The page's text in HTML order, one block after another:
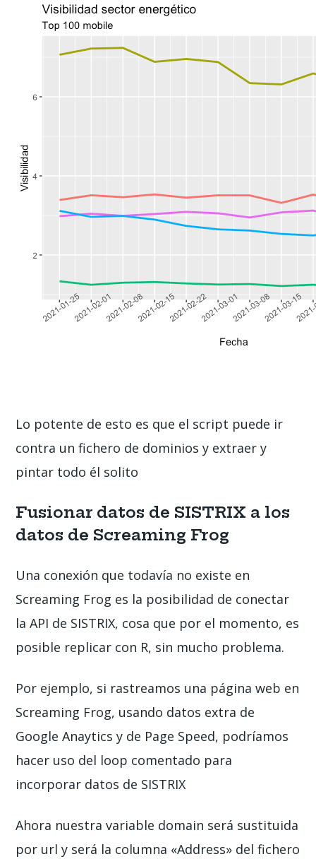
Lo potente de esto es que el script puede ir
contra un fichero de dominios y extraer y
pintar todo él solito
Fusionar datos de SISTRIX a los
datos de Screaming Frog
Una conexión que todavía no existe en
Screaming Frog es la posibilidad de conectar
la API de SISTRIX, cosa que por el momento, es
posible replicar con R, sin mucho problema.
Por ejemplo, si rastreamos una página web en
Screaming Frog, usando datos extra de
Google Anaytics y de Page Speed, podríamos
hacer uso del loop comentado para
incorporar datos de SISTRIX
Ahora nuestra variable domain será sustituida
por url y será la columna «Address» del fichero